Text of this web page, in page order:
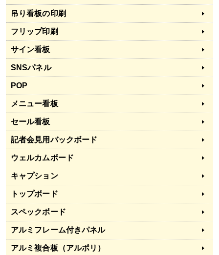
吊り看板の印刷
フリップ印刷
サイン看板
SNSパネル
POP
メニュー看板
セール看板
記者会見用バックボード
ウェルカムボード
キャプション
トップボード
スペックボード
アルミフレーム付きパネル
アルミ複合板（アルポリ）